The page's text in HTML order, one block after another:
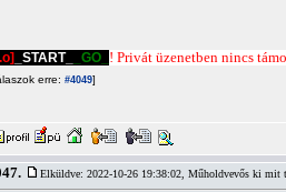
_START_ _GO_ ! Privát üzenetben nincs
erre: #4049]
Elküldve: 2022-10-26 19:38:02, Műholdvevős ki mit